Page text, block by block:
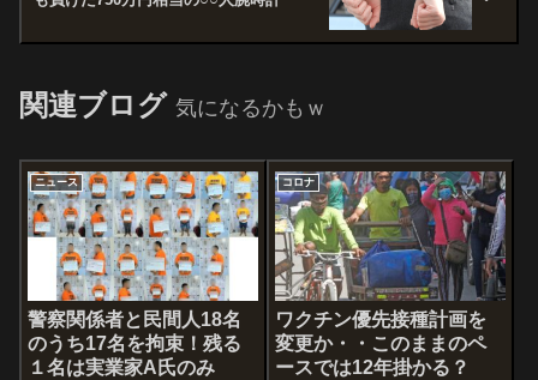
関連ブログ 気になるかもｗ
ニュース
警察関係者と民間人18名
のうち17名を拘束！残る
１名は実業家A氏のみ
コロナ
ワクチン優先接種計画を
変更か・・このままのペ
ースでは12年掛かる？